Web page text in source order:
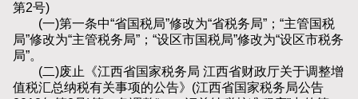
第2号)
(一)第一条中“省国税局”修改为“省税务局”；“主管国税
局”修改为“主管税务局”；“设区市国税局”修改为“设区市税务
局”。
(二)废止《江西省国家税务局 江西省财政厅关于调整增
值税汇总纳税有关事项的公告》(江西省国家税务局公告